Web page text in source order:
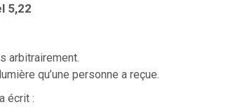
5,22
arbitrairement.
qu’une personne a reçue.
a écrit :